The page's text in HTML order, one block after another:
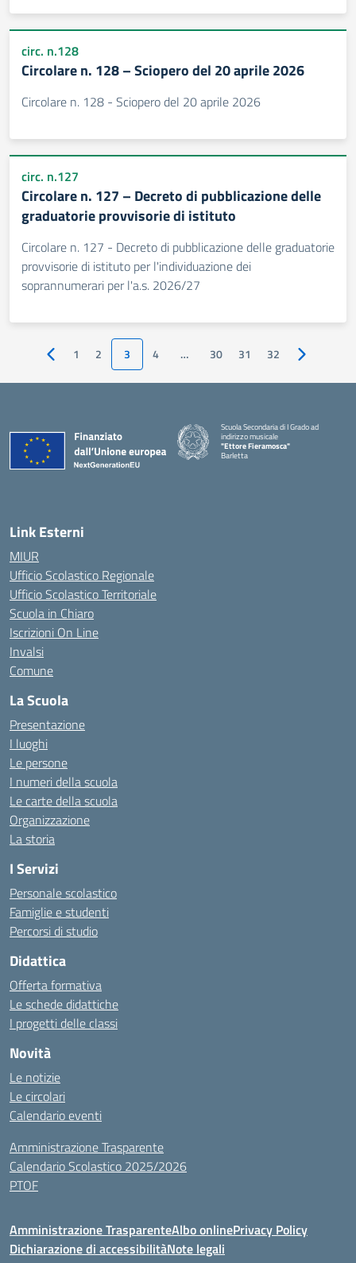
circ. n.128
Circolare n. 128 – Sciopero del 20 aprile 2026
Circolare n. 128 - Sciopero del 20 aprile 2026
circ. n.127
Circolare n. 127 – Decreto di pubblicazione delle
graduatorie provvisorie di istituto
Circolare n. 127 - Decreto di pubblicazione delle graduatorie
provvisorie di istituto per l'individuazione dei
soprannumerari per l'a.s. 2026/27
Pagina precedente
1 2 3 4 … 30 31 32 Pagina
Scuola Secondaria di I Grado ad
indirizzo musicale
"Ettore Fieramosca"
Barletta
Link Esterni
MIUR
Ufficio Scolastico Regionale
Ufficio Scolastico Territoriale
Scuola in Chiaro
Iscrizioni On Line
Invalsi
Comune
La Scuola
Presentazione
I luoghi
Le persone
I numeri della scuola
Le carte della scuola
Organizzazione
La storia
I Servizi
Personale scolastico
Famiglie e studenti
Percorsi di studio
Didattica
Offerta formativa
Le schede didattiche
I progetti delle classi
Novità
Le notizie
Le circolari
Calendario eventi
Amministrazione Trasparente
Calendario Scolastico 2025/2026
PTOF
Amministrazione TrasparenteAlbo onlinePrivacy Policy
Dichiarazione di accessibilitàNote legali